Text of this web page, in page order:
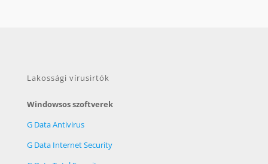
Lakossági vírusirtók
Windowsos szoftverek
G Data Antivirus
G Data Internet Security